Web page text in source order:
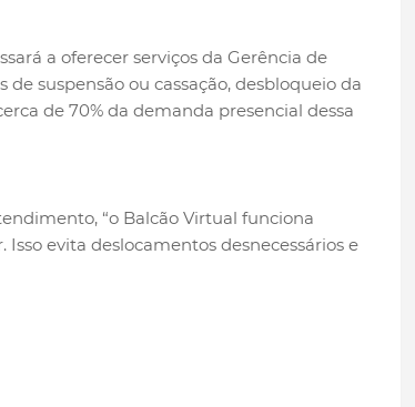
a oferecer serviços da Gerência de
suspensão ou cassação, desbloqueio da
de 70% da demanda presencial dessa
“o Balcão Virtual funciona
evita deslocamentos desnecessários e